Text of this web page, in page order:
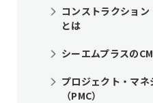
コンストラクショ
とは
シーエムプラスの
プロジェクト・マ
（PMC）